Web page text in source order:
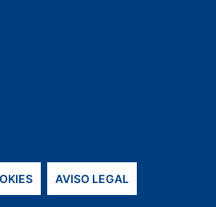
AVISO LEGAL